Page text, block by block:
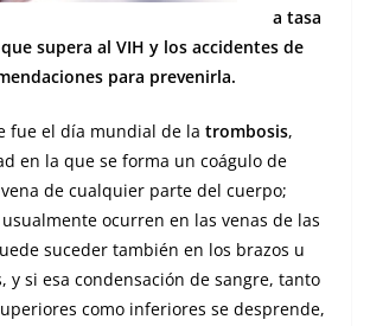
a tasa
supera al VIH y los accidentes de
para prevenirla.
fue el día mundial de la trombosis,
en la que se forma un coágulo de
de cualquier parte del cuerpo;
usualmente ocurren en las venas de las
suceder también en los brazos u
y si esa condensación de sangre, tanto
como inferiores se desprende,